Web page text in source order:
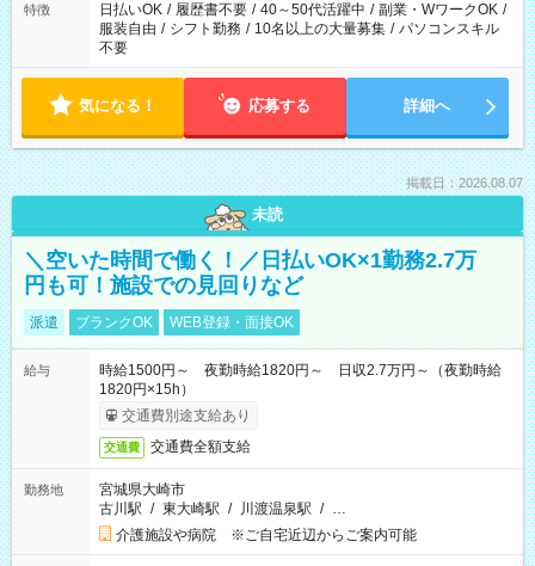
特徴 日払いOK / 履歴書不要 / 40～50代活躍中 / 副業・WワークOK /
服装自由 / シフト勤務 / 10名以上の大量募集 / パソコンスキル
不要
気になる！ 応募する 詳細へ
掲載日：2026.08.07
未読
＼空いた時間で働く！／日払いOK×1勤務2.7万
円も可！施設での見回りなど
派遣 ブランクOK WEB登録・面接OK
給与
時給1500円～ 夜勤時給1820円～ 日収2.7万円～（夜勤時給
1820円×15h）
交通費別途支給あり
交通費 交通費全額支給
勤務地
宮城県大崎市
古川駅 / 東大崎駅 / 川渡温泉駅 / …
介護施設や病院 ※ご自宅近辺からご案内可能